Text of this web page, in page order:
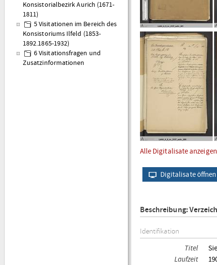
Konsistorialbezirk Aurich (1671-
1811)
5 Visitationen im Bereich des
Konsistoriums Ilfeld (1853-
1892.1865-1932)
6 Visitationsfragen und
Zusatzinformationen
Alle Digitalisate
Digitalisate öffnen
Beschreibung:
Identifikation
Titel
Laufzeit